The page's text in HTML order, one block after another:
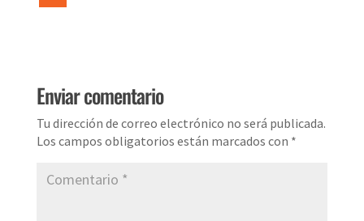
Enviar comentario
Tu dirección de correo electrónico no será publicada.
Los campos obligatorios están marcados con *